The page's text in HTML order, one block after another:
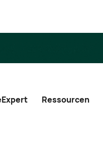
Ressourcen